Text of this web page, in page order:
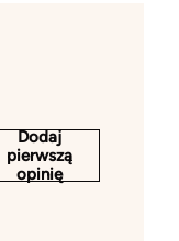
Dodaj
pierwszą
opinię